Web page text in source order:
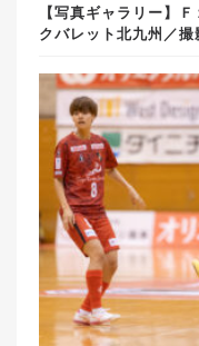
【写真ギャラリー】
クバレット北九州／